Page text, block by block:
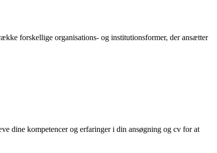
forskellige organisations- og institutionsformer, der ansætter
dine kompetencer og erfaringer i din ansøgning og cv for at